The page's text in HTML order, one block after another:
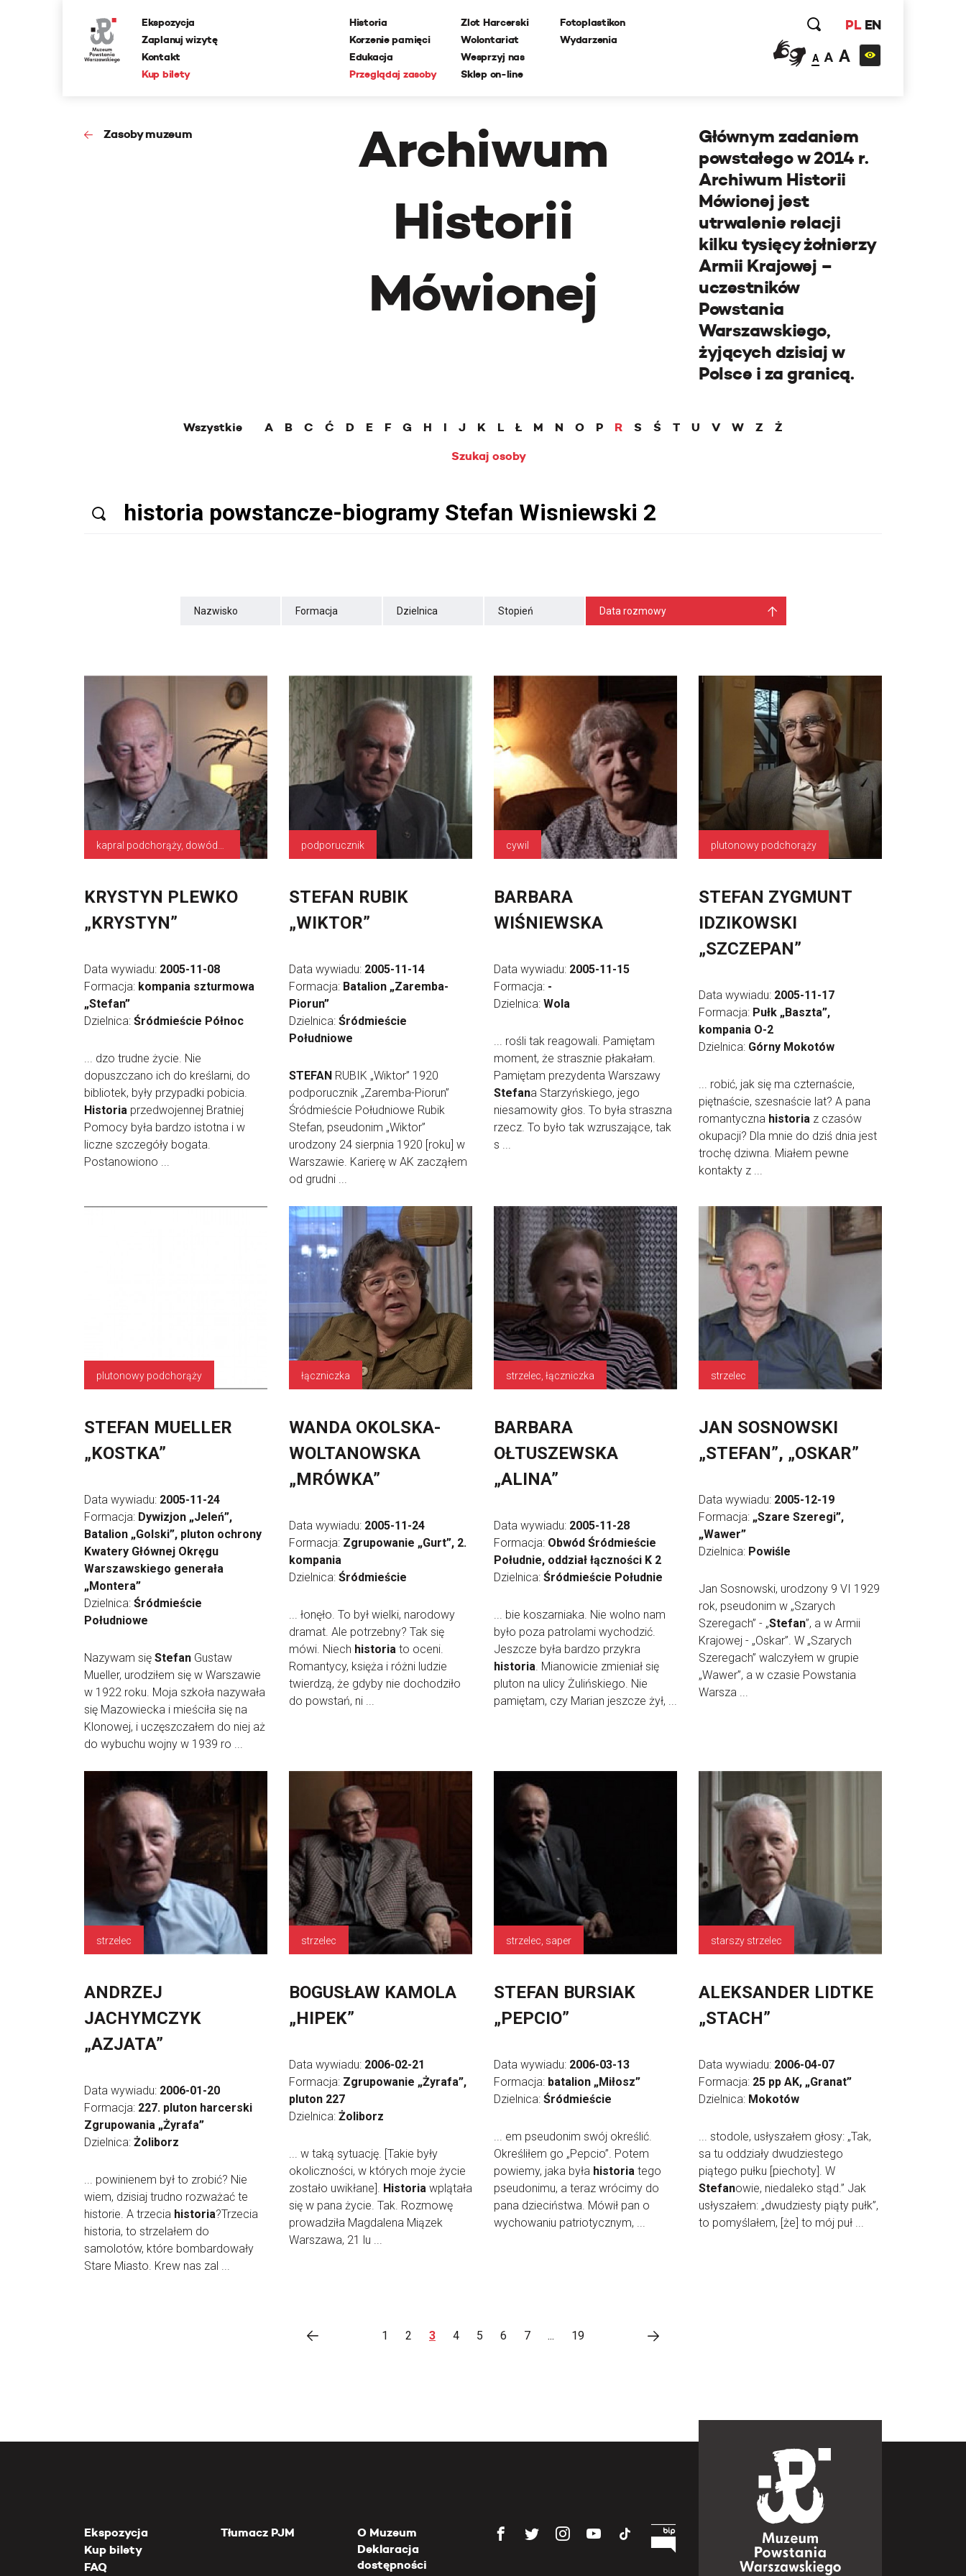
Ekspozycja
Zaplanuj wizytę
Kontakt
Kup bilety
Historia
Korzenie pamięci
Edukacja
Przeglądaj zasoby
Zlot Harcerski
Wolontariat
Wesprzyj nas
Sklep on-line
Fotoplastikon
Wydarzenia
PL EN
A A A
Zasoby muzeum
Archiwum
Historii
Mówionej
Głównym zadaniem
powstałego w 2014 r.
Archiwum Historii
Mówionej jest
utrwalenie relacji
kilku tysięcy żołnierzy
Armii Krajowej –
uczestników
Powstania
Warszawskiego,
żyjących dzisiaj w
Polsce i za granicą.
Wszystkie A B C Ć D E F G H I J K L Ł M N O P R S Ś T U V W Z
Ż
Szukaj osoby
Nazwisko Formacja Dzielnica Stopień Data rozmowy
KRYSTYN PLEWKO
„KRYSTYN”
Data wywiadu: 2005-11-08
Formacja: kompania szturmowa
„Stefan”
Dzielnica: Śródmieście Północ
... dzo trudne życie. Nie
dopuszczano ich do kreślarni, do
bibliotek, były przypadki pobicia.
Historia przedwojennej Bratniej
Pomocy była bardzo istotna i w
liczne szczegóły bogata.
Postanowiono ...
podporucznik
STEFAN RUBIK
„WIKTOR”
Data wywiadu: 2005-11-14
Formacja: Batalion „Zaremba-
Piorun”
Dzielnica: Śródmieście
Południowe
STEFAN RUBIK „Wiktor” 1920
podporucznik „Zaremba-Piorun”
Śródmieście Południowe Rubik
Stefan, pseudonim „Wiktor”
urodzony 24 sierpnia 1920 [roku] w
Warszawie. Karierę w AK zacząłem
od grudni ...
cywil
BARBARA
WIŚNIEWSKA
Data wywiadu: 2005-11-15
Formacja: -
Dzielnica: Wola
... rośli tak reagowali. Pamiętam
moment, że strasznie płakałam.
Pamiętam prezydenta Warszawy
Stefana Starzyńskiego, jego
niesamowity głos. To była straszna
rzecz. To było tak wzruszające, tak
s ...
plutonowy podchorąży
STEFAN ZYGMUNT
IDZIKOWSKI
„SZCZEPAN”
Data wywiadu: 2005-11-17
Formacja: Pułk „Baszta”,
kompania O-2
Dzielnica: Górny Mokotów
... robić, jak się ma czternaście,
piętnaście, szesnaście lat? A pana
romantyczna historia z czasów
okupacji? Dla mnie do dziś dnia jest
trochę dziwna. Miałem pewne
kontakty z ...
plutonowy podchorąży
STEFAN MUELLER
„KOSTKA”
Data wywiadu: 2005-11-24
Formacja: Dywizjon „Jeleń”,
Batalion „Golski”, pluton ochrony
Kwatery Głównej Okręgu
Warszawskiego generała
„Montera”
Dzielnica: Śródmieście
Południowe
Nazywam się Stefan Gustaw
Mueller, urodziłem się w Warszawie
w 1922 roku. Moja szkoła nazywała
się Mazowiecka i mieściła się na
Klonowej, i uczęszczałem do niej aż
do wybuchu wojny w 1939 ro ...
łączniczka
WANDA OKOLSKA-
WOLTANOWSKA
„MRÓWKA”
Data wywiadu: 2005-11-24
Formacja: Zgrupowanie „Gurt”, 2.
kompania
Dzielnica: Śródmieście
... łonęło. To był wielki, narodowy
dramat. Ale potrzebny? Tak się
mówi. Niech historia to oceni.
Romantycy, księża i różni ludzie
twierdzą, że gdyby nie dochodziło
do powstań, ni ...
strzelec, łączniczka
BARBARA
OŁTUSZEWSKA
„ALINA”
Data wywiadu: 2005-11-28
Formacja: Obwód Śródmieście
Południe, oddział łączności K 2
Dzielnica: Śródmieście Południe
... bie koszarniaka. Nie wolno nam
było poza patrolami wychodzić.
Jeszcze była bardzo przykra
historia. Mianowicie zmieniał się
pluton na ulicy Żulińskiego. Nie
pamiętam, czy Marian jeszcze żył, ...
strzelec
JAN SOSNOWSKI
„STEFAN”, „OSKAR”
Data wywiadu: 2005-12-19
Formacja: „Szare Szeregi”,
„Wawer”
Dzielnica: Powiśle
Jan Sosnowski, urodzony 9 VI 1929
rok, pseudonim w „Szarych
Szeregach” - „Stefan”, a w Armii
Krajowej - „Oskar”. W „Szarych
Szeregach” walczyłem w grupie
„Wawer”, a w czasie Powstania
Warsza ...
strzelec
ANDRZEJ
JACHYMCZYK
„AZJATA”
Data wywiadu: 2006-01-20
Formacja: 227. pluton harcerski
Zgrupowania „Żyrafa”
Dzielnica: Żoliborz
... powinienem był to zrobić? Nie
wiem, dzisiaj trudno rozważać te
historie. A trzecia historia?Trzecia
historia, to strzelałem do
samolotów, które bombardowały
Stare Miasto. Krew nas zal ...
strzelec
BOGUSŁAW KAMOLA
„HIPEK”
Data wywiadu: 2006-02-21
Formacja: Zgrupowanie „Żyrafa”,
pluton 227
Dzielnica: Żoliborz
... w taką sytuację. [Takie były
okoliczności, w których moje życie
zostało uwikłane]. Historia wplątała
się w pana życie. Tak. Rozmowę
prowadziła Magdalena Miązek
Warszawa, 21 lu ...
strzelec, saper
STEFAN BURSIAK
„PEPCIO”
Data wywiadu: 2006-03-13
Formacja: batalion „Miłosz”
Dzielnica: Śródmieście
... em pseudonim swój określić.
Określiłem go „Pepcio”. Potem
powiemy, jaka była historia tego
pseudonimu, a teraz wrócimy do
pana dzieciństwa. Mówił pan o
wychowaniu patriotycznym, ...
starszy strzelec
ALEKSANDER LIDTKE
„STACH”
Data wywiadu: 2006-04-07
Formacja: 25 pp AK, „Granat”
Dzielnica: Mokotów
... stodole, usłyszałem głosy: „Tak,
sa tu oddziały dwudziestego
piątego pułku [piechoty]. W
Stefanowie, niedaleko stąd.” Jak
usłyszałem: „dwudziesty piąty pułk”,
to pomyślałem, [że] to mój puł ...
1 2 3 4 5 6 7 ... 19
Ekspozycja
Kup bilety
FAQ
Tłumacz PJM
O Muzeum
Deklaracja
dostępności